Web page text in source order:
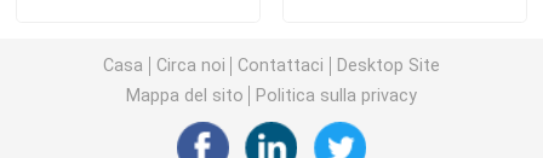
Accessori audio per computer
Hardware in metallo su misura
Casa Circa noi Contattaci
Desktop Site
Mappa del sito
Politica sulla privacy